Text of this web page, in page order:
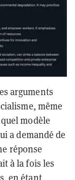
arguments
même
modèle
a demandé de
réponse
à la fois les
en étant